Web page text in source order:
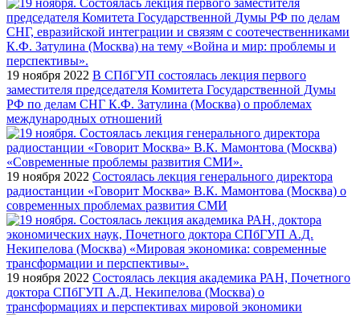
19 ноября 2022 В СПбГУП состоялась лекция первого
заместителя председателя Комитета Государственной Думы
РФ по делам СНГ К.Ф. Затулина (Москва) о проблемах
международных отношений
19 ноября 2022 Состоялась лекция генерального директора
радиостанции «Говорит Москва» В.К. Мамонтова (Москва) о
современных проблемах развития СМИ
19 ноября 2022 Состоялась лекция академика РАН, Почетного
доктора СПбГУП А.Д. Некипелова (Москва) о
трансформациях и перспективах мировой экономики